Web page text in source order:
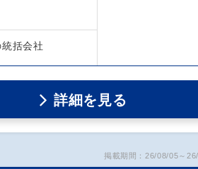
括会社
詳細を見る
掲載期間：26/08/05～